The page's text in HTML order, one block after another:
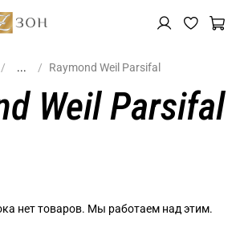
... Raymond Weil Parsifal
Weil Parsifal
нет товаров. Мы работаем над этим.